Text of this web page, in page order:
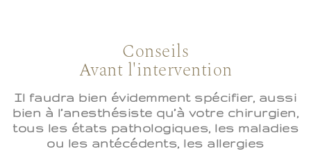
Conseils
Avant l'intervention
Il faudra bien évidemment spécifier, aussi
bien à l’anesthésiste qu’à votre chirurgien,
tous les états pathologiques, les maladies
ou les antécédents, les allergies